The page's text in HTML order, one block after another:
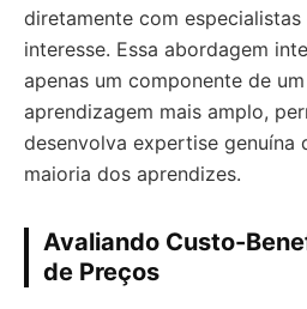
diretamente com
interesse. Essa abordagem
apenas um componente de
aprendizagem mais amplo,
desenvolva expertise genuína
maioria dos aprendizes.
Avaliando Custo-
de Preços